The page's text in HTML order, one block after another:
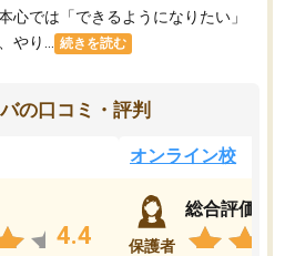
心では「できるようになりたい」
やり...
続きを読む
の口コミ・評判
4.4
オンライン校
保護者
総合評価